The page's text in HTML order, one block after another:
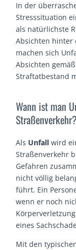
In der
Stresssituation
als natürlichste
Absichten hinter
machen sich
Absichten
Straftatbestand
Wann ist man
Straßenverkehr?
Als Unfall wird
Straßenverkehr
Gefahren
nicht völlig
führt. Ein
wenn er noch
eines
Mit den